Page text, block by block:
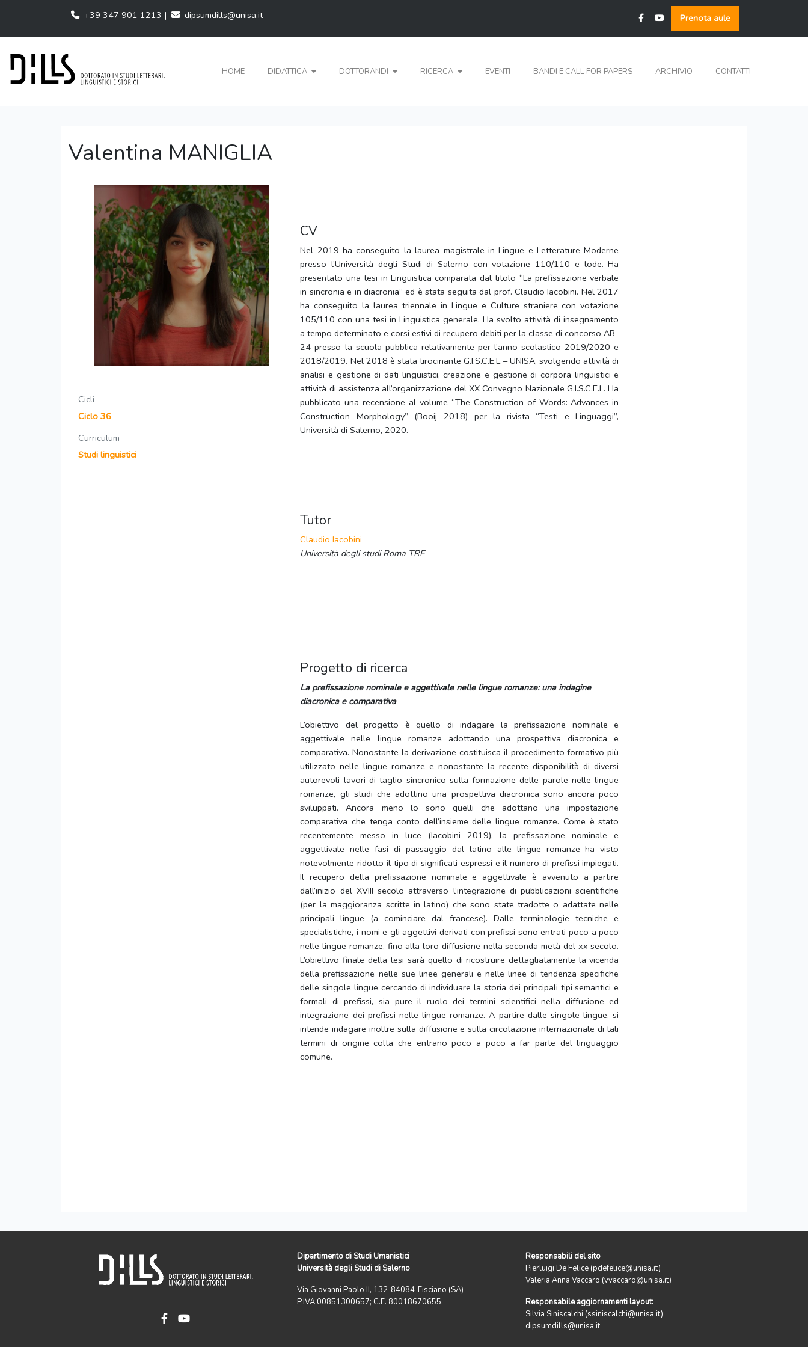
+39 347 901 1213 | dipsumdills@unisa.it Prenota aule
HOME DIDATTICA DOTTORANDI RICERCA EVENTI BANDI E CALL FOR PAPERS ARCHIVIO CONTATTI
Valentina MANIGLIA
Cicli
Ciclo 36
Curriculum
Studi linguistici
CV
Nel 2019 ha conseguito la laurea magistrale in Lingue e Letterature Moderne
presso l’Università degli Studi di Salerno con votazione 110/110 e lode. Ha
presentato una tesi in Linguistica comparata dal titolo “La prefissazione verbale
in sincronia e in diacronia” ed è stata seguita dal prof. Claudio Iacobini. Nel 2017
ha conseguito la laurea triennale in Lingue e Culture straniere con votazione
105/110 con una tesi in Linguistica generale.Ha svolto attività di insegnamento
a tempo determinato e corsi estivi di recupero debiti per la classe di concorso AB-
24 presso la scuola pubblica relativamente per l’anno scolastico 2019/2020 e
2018/2019. Nel 2018 è stata tirocinante G.I.S.C.E.L – UNISA, svolgendo attività di
analisi e gestione di dati linguistici, creazione e gestione di corpora linguistici e
attività di assistenza all’organizzazione del XX Convegno Nazionale G.I.S.C.E.L. Ha
pubblicato una recensione al volume “The Construction of Words: Advances in
Construction Morphology” (Booij 2018) per la rivista “Testi e Linguaggi”,
Università di Salerno, 2020.
Tutor
Claudio Iacobini
Università degli studi Roma TRE
Progetto di ricerca
La prefissazione nominale e aggettivale nelle lingue romanze: una indagine
diacronica e comparativa
L’obiettivo del progetto è quello di indagare la prefissazione nominale e
aggettivale nelle lingue romanze adottando una prospettiva diacronica e
comparativa. Nonostante la derivazione costituisca il procedimento formativo più
utilizzato nelle lingue romanze e nonostante la recente disponibilità di diversi
autorevoli lavori di taglio sincronico sulla formazione delle parole nelle lingue
romanze, gli studi che adottino una prospettiva diacronica sono ancora poco
sviluppati. Ancora meno lo sono quelli che adottano una impostazione
comparativa che tenga conto dell’insieme delle lingue romanze. Come è stato
recentemente messo in luce (Iacobini 2019), la prefissazione nominale e
aggettivale nelle fasi di passaggio dal latino alle lingue romanze ha visto
notevolmente ridotto il tipo di significati espressi e il numero di prefissi impiegati.
Il recupero della prefissazione nominale e aggettivale è avvenuto a partire
dall’inizio del XVIII secolo attraverso l’integrazione di pubblicazioni scientifiche
(per la maggioranza scritte in latino) che sono state tradotte o adattate nelle
principali lingue (a cominciare dal francese). Dalle terminologie tecniche e
specialistiche, i nomi e gli aggettivi derivati con prefissi sono entrati poco a poco
nelle lingue romanze, fino alla loro diffusione nella seconda metà del xx secolo.
L’obiettivo finale della tesi sarà quello di ricostruire dettagliatamente la vicenda
della prefissazione nelle sue linee generali e nelle linee di tendenza specifiche
delle singole lingue cercando di individuare la storia dei principali tipi semantici e
formali di prefissi, sia pure il ruolo dei termini scientifici nella diffusione ed
integrazione dei prefissi nelle lingue romanze. A partire dalle singole lingue, si
intende indagare inoltre sulla diffusione e sulla circolazione internazionale di tali
termini di origine colta che entrano poco a poco a far parte del linguaggio
comune.
Dipartimento di Studi Umanistici
Università degli Studi di Salerno
Via Giovanni Paolo II, 132-84084-Fisciano (SA)
P.IVA 00851300657; C.F. 80018670655.
Responsabili del sito
Pierluigi De Felice (pdefelice@unisa.it)
Valeria Anna Vaccaro (vvaccaro@unisa.it)
Responsabile aggiornamenti layout:
Silvia Siniscalchi (ssiniscalchi@unisa.it)
dipsumdills@unisa.it